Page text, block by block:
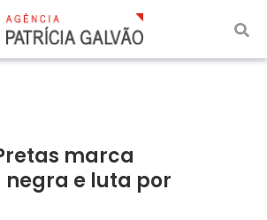
marca
negra e luta por